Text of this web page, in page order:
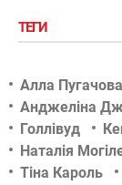
ТЕГИ
Алла Пугачова
Анджеліна
Голлівуд
Наталія
Тіна Кароль